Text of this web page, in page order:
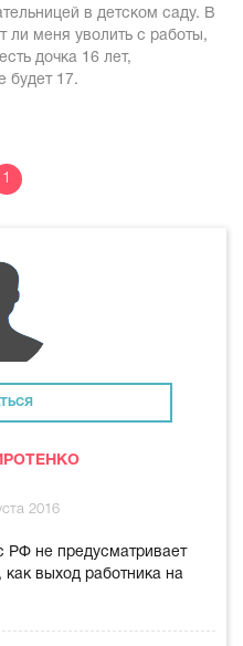
в детском саду. В
меня уволить с работы,
дочка 16 лет,
будет 17.
1
2016
РФ не предусматривает
как выход работника на